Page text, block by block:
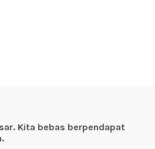
Kita bebas berpendapat